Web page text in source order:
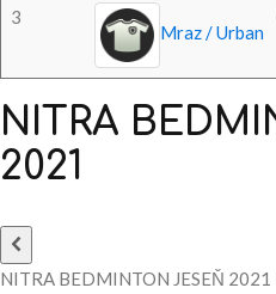
3
Mraz / Urban
NITRA
2021
NITRA BEDMINTON JESEŇ